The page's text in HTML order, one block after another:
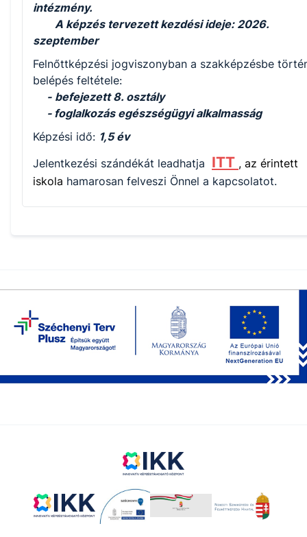
intézmény.
A képzés tervezett kezdési ideje: 2026.
szeptember
Felnőttképzési jogviszonyban a szakképzésbe
belépés feltétele:
- befejezett 8. osztály
- foglalkozás egészségügyi alkalmasság
Képzési idő: 1,5 év
Jelentkezési szándékát leadhatja ITT , az érintett
iskola hamarosan felveszi Önnel a kapcsolatot.